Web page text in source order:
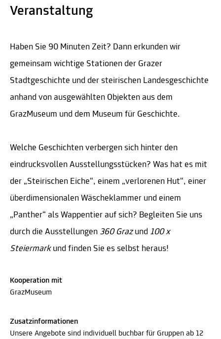
Veranstaltung
Haben Sie 90 Minuten Zeit? Dann erkunden wir
gemeinsam wichtige Stationen der Grazer
Stadtgeschichte und der steirischen Landesgeschichte
anhand von ausgewählten Objekten aus dem
GrazMuseum und dem Museum für Geschichte.
Welche Geschichten verbergen sich hinter den
eindrucksvollen Ausstellungsstücken? Was hat es mit
der „Steirischen Eiche“, einem „verlorenen Hut“, einer
überdimensionalen Wäscheklammer und einem
„Panther“ als Wappentier auf sich? Begleiten Sie uns
durch die Ausstellungen 360 Grazund 100 x
Steiermarkund finden Sie es selbst heraus!
Kooperation mit
GrazMuseum
Zusatzinformationen
Unsere Angebote sind individuell buchbar für Gruppen ab 12